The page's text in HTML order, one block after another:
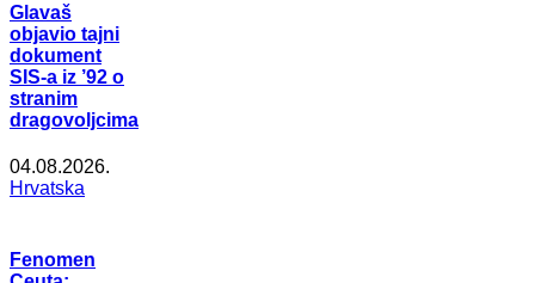
Glavaš
objavio tajni
dokument
SIS-a iz ’92 o
stranim
dragovoljcima
04.08.2026.
Hrvatska
Fenomen